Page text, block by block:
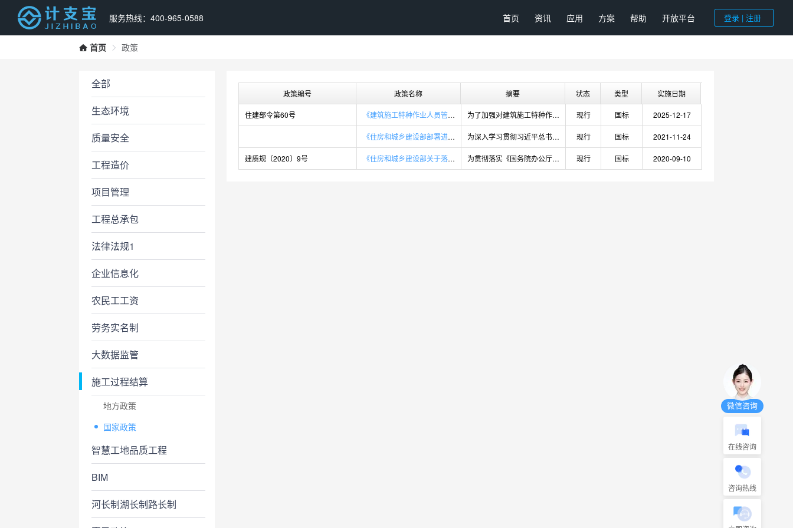
服务热线：400-965-0588 首页 资讯 应用 方案 帮助 开放平台 登录 | 注册
首页 政策
全部
生态环境
质量安全
工程造价
项目管理
工程总承包
法律法规1
企业信息化
农民工工资
劳务实名制
大数据监管
施工过程结算
地方政策
国家政策
智慧工地品质工程
BIM
河长制湖长制路长制
政策编号 政策名称 摘要 状态 类型 实施日期
住建部令第60号 《建筑施工特种作业人员管理规定》 为了加强对建筑施工特种作业人员的管理，预防和减少生产安全事故，保障人民群众生命和财产安全，根据《中华人民共和国建筑法》、《中华人民共和国安全生产法》、《中华人民共和国特种设备安全法》、《建设工程安全生产管理条例》等法律、行政法规，制定本规定 现行 国标 2025-12-17
《住房和城乡建设部部署进一步做好根治欠薪和岁末年初安全生产工作》 为深入学习贯彻习近平总书记关于根治欠薪和安全生产工作重要指示批示精神，认真落实党中央、国务院有关决策部署，11月25日，住房和城乡建设部召开视频会议，部署进一步做好住房和城乡建设系统根治欠薪和岁末年初安全生产工作，深刻分析研判当前形势，切实抓好根治欠薪和安全生产工作。部党组成员、副部长张小宏出席会议并讲话，人力资源和社会保障部劳动监察局负责同志讲话，江苏、广东省住房和城乡建设厅以及中国建筑集团有限公司、中国铁道建筑集团有限公司有关负责人作交流发言。 现行 国标 2021-11-24
建质规〔2020〕9号 《住房和城乡建设部关于落实建设单位工程质量首要责任的通知》 为贯彻落实《国务院办公厅关于促进建筑业持续健康发展的意见》（国办发〔2017〕19号）和《国务院办公厅转发住房城乡建设部关于完善质量保障体系提升建筑工程品质指导意见的通知》（国办函〔2019〕92号）精神，依法界定并严格落实建设单位工程质量首要责任，不断提高房屋建筑和市政基础设施工程质量水平，现就有关事项通知 现行 国标 2020-09-10
微信咨询
在线咨询
咨询热线